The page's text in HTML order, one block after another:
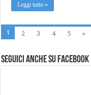
Leggi tutto »
1 2 3 4 5 »
Seguici anche su Facebook